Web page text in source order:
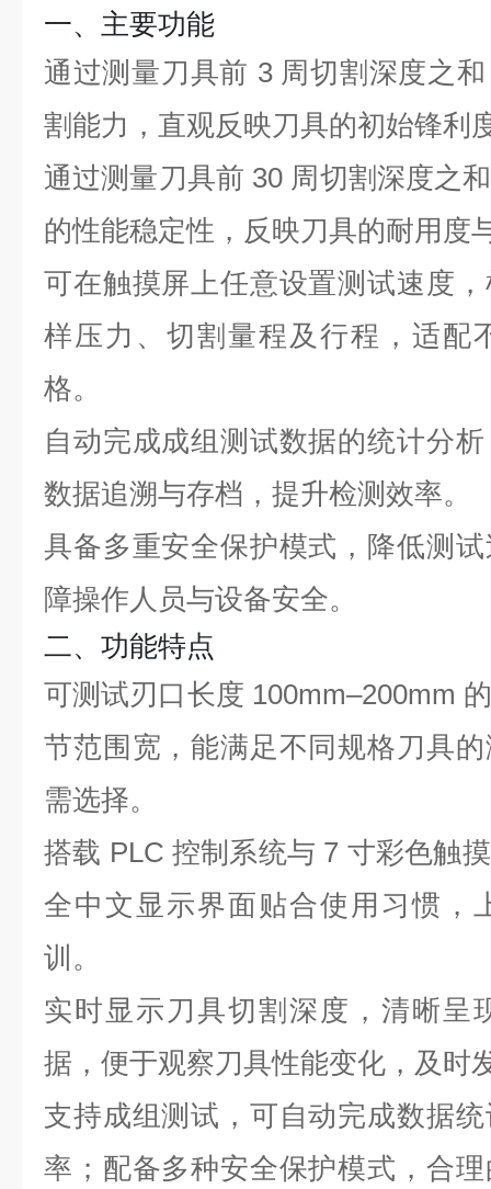
一、主要功能
通过测量刀具前 3 周切割深度之
割能力，直观反映刀具的初始锋利
通过测量刀具前 30 周切割深度之
的性能稳定性，反映刀具的耐用度
可在触摸屏上任意设置测试速度
样压力、切割量程及行程，适配
格。
自动完成成组测试数据的统计分
数据追溯与存档，提升检测效率。
具备多重安全保护模式，降低测
障操作人员与设备安全。
二、功能特点
可测试刃口长度 100mm–200mm
节范围宽，能满足不同规格刀具
需选择。
搭载 PLC 控制系统与 7 寸彩色触
全中文显示界面贴合使用习惯，
训。
实时显示刀具切割深度，清晰呈
据，便于观察刀具性能变化，及时
支持成组测试，可自动完成数据
率；配备多种安全保护模式，合